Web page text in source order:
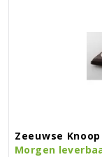
Zeeuwse
Morgen